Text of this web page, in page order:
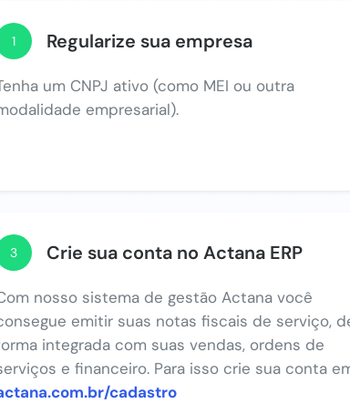
1 Regularize sua empresa
um CNPJ ativo (como MEI ou outra
empresarial).
3 Crie sua conta no Actana ERP
nosso sistema de gestão Actana você
emitir suas notas fiscais de serviço,
integrada com suas vendas, ordens de
e financeiro. Para isso crie sua conta
cadastro